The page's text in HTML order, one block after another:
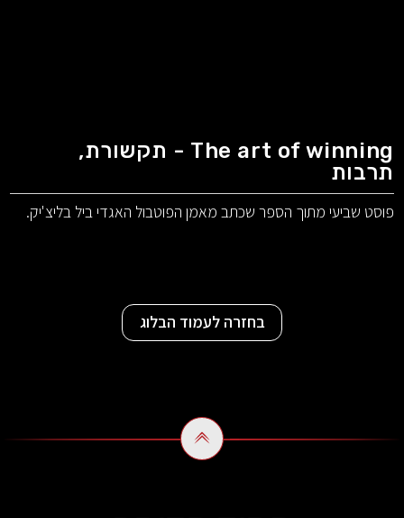
The art of winning - תקשורת,
תרבות
פוסט שביעי מתוך הספר שכתב מאמן הפוטבול האגדי ביל בליצ'יק.
בחזרה לעמוד הבלוג